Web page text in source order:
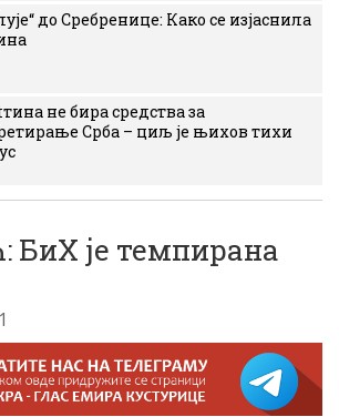
до Сребренице: Како се изјаснила
не бира средства за
Срба – циљ је њихов тихи
је темпирана